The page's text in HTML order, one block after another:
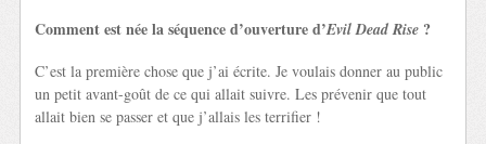
Comment est née la séquence d’ouverture d’Evil Dead Rise ?
C’est la première chose que j’ai écrite. Je voulais donner au public
un petit avant-goût de ce qui allait suivre. Les prévenir que tout
allait bien se passer et que j’allais les terrifier !